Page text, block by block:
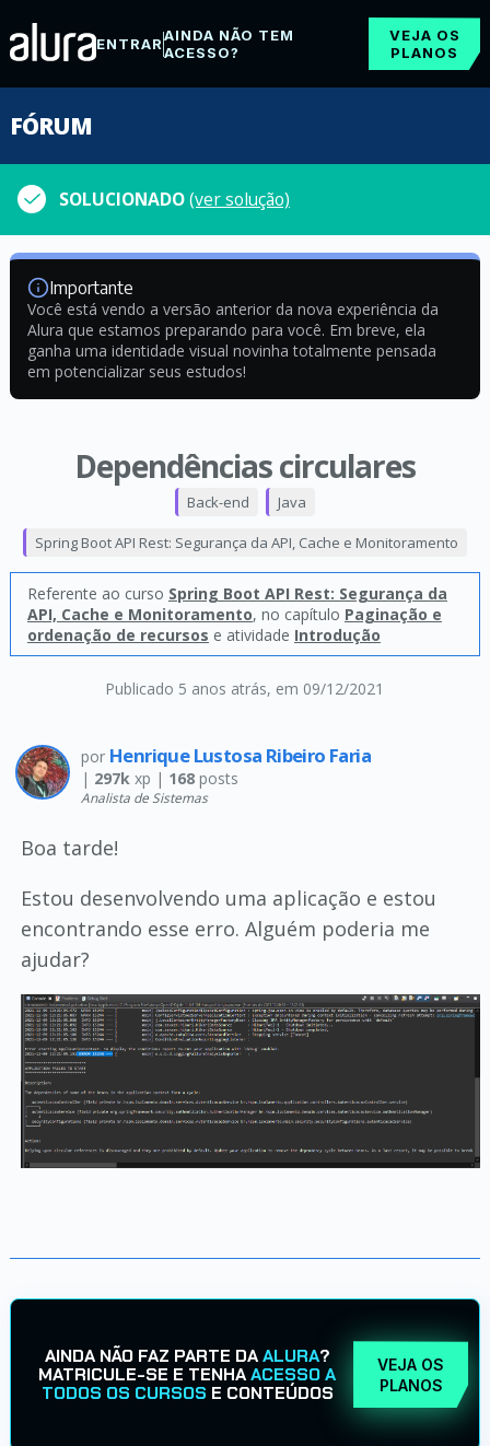
ENTRARAINDA NÃO TEM
ACESSO?
VEJA OS
PLANOS
FÓRUM
SOLUCIONADO(ver solução)
Importante
Você está vendo a versão anterior da nova experiência da
Alura que estamos preparando para você. Em breve, ela
ganha uma identidade visual novinha totalmente pensada
em potencializar seus estudos!
Dependências circulares
Publicado 5 anos atrás, em 09/12/2021
Back-end Java
Spring Boot API Rest: Segurança da API, Cache e Monitoramento
Referente ao curso Spring Boot API Rest: Segurança da
API, Cache e Monitoramento, no capítulo Paginação e
ordenação de recursos e atividade Introdução
por Henrique Lustosa Ribeiro Faria
| 297kxp | 168posts
Analista de Sistemas
Boa tarde!
Estou desenvolvendo uma aplicação e estou
encontrando esse erro. Alguém poderia me
ajudar?
AINDA NÃO FAZ PARTE DAALURA?
MATRICULE-SE E TENHAACESSO A
TODOS OS CURSOS E CONTEÚDOS
VEJA OS
PLANOS